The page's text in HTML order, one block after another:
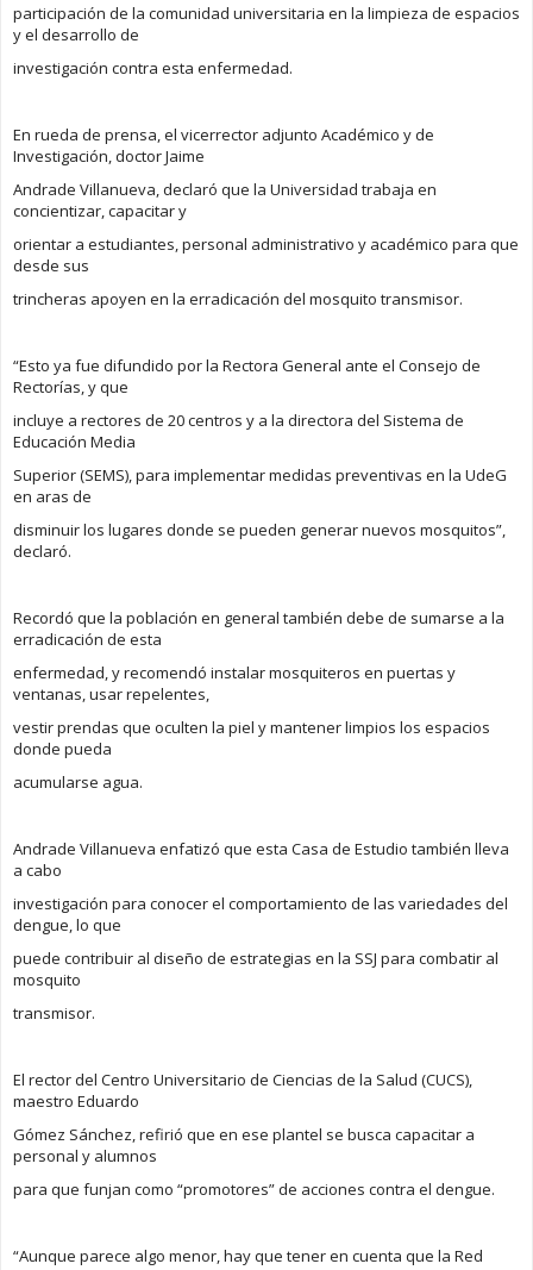
participación de la comunidad universitaria en la limpieza de espacios
y el desarrollo de
investigación contra esta enfermedad.
En rueda de prensa, el vicerrector adjunto Académico y de
Investigación, doctor Jaime
Andrade Villanueva, declaró que la Universidad trabaja en
concientizar, capacitar y
orientar a estudiantes, personal administrativo y académico para que
desde sus
trincheras apoyen en la erradicación del mosquito transmisor.
“Esto ya fue difundido por la Rectora General ante el Consejo de
Rectorías, y que
incluye a rectores de 20 centros y a la directora del Sistema de
Educación Media
Superior (SEMS), para implementar medidas preventivas en la UdeG
en aras de
disminuir los lugares donde se pueden generar nuevos mosquitos”,
declaró.
Recordó que la población en general también debe de sumarse a la
erradicación de esta
enfermedad, y recomendó instalar mosquiteros en puertas y
ventanas, usar repelentes,
vestir prendas que oculten la piel y mantener limpios los espacios
donde pueda
acumularse agua.
Andrade Villanueva enfatizó que esta Casa de Estudio también lleva
a cabo
investigación para conocer el comportamiento de las variedades del
dengue, lo que
puede contribuir al diseño de estrategias en la SSJ para combatir al
mosquito
transmisor.
El rector del Centro Universitario de Ciencias de la Salud (CUCS),
maestro Eduardo
Gómez Sánchez, refirió que en ese plantel se busca capacitar a
personal y alumnos
para que funjan como “promotores” de acciones contra el dengue.
“Aunque parece algo menor, hay que tener en cuenta que la Red